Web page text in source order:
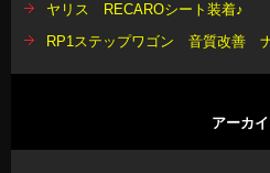
ヤリス RECAROシート装着♪
RP1ステップワゴン 音質改善
アーカ